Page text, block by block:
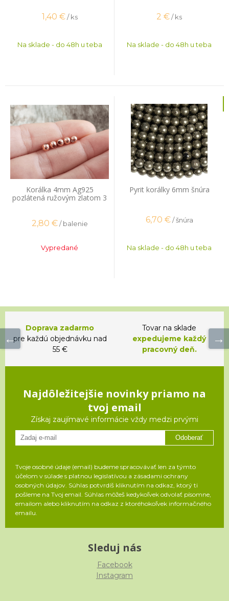
1,40 € / ks
Na sklade - do 48h u teba
2 €/ ks
Na sklade - do 48h u teba
Korálka 4mm Ag925
pozlátená ružovým zlatom 3
2,80 € / balenie
Vypredané
Pyrit korálky 6mm šnúra
6,70 € / šnúra
Na sklade - do 48h u teba
Doprava zadarmo
pre každú objednávku nad
55 €
Tovar na sklade
expedujeme každý
pracovný deň.
Najdôležitejšie novinky priamo na
tvoj email
Získaj zaujímavé informácie vždy medzi prvými
Odoberať
Tvoje osobné údaje (email) budeme spracovávať len za týmto
účelom v súlade s platnou legislatívou a zásadami ochrany
osobných údajov. Súhlas potvrdíš kliknutím na odkaz, ktorý ti
pošleme na Tvoj email. Súhlas môžeš kedykoľvek odvolať písomne,
emailom alebo kliknutím na odkaz z ktoréhokoľvek informačného
emailu.
Sleduj nás
Facebook
Instagram